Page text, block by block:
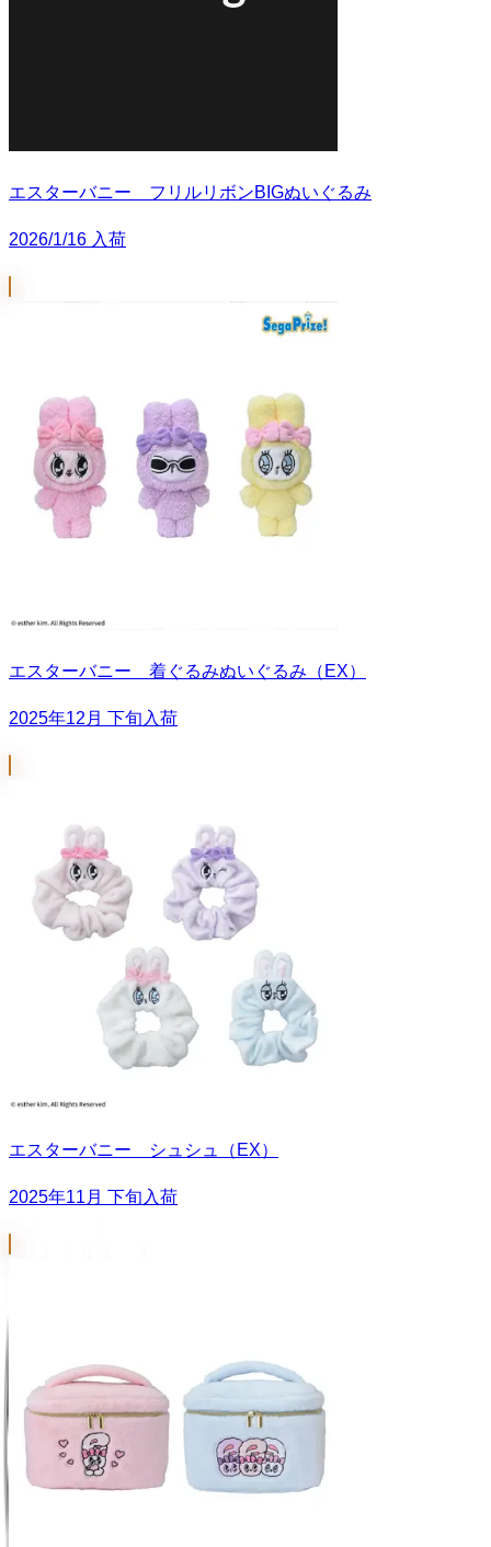
エスターバニー フリルリボンBIGぬいぐるみ
2026/1/16 入荷
エスターバニー 着ぐるみぬいぐるみ（EX）
2025年12月 下旬入荷
エスターバニー シュシュ（EX）
2025年11月 下旬入荷